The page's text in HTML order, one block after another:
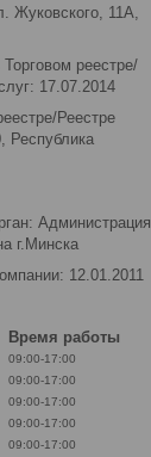
Жуковского, 11А,
реестре/
17.07.2014
Реестре
Республика
Администрация
г.Минска
12.01.2011
Время работы
09:00-17:00
09:00-17:00
09:00-17:00
09:00-17:00
09:00-17:00